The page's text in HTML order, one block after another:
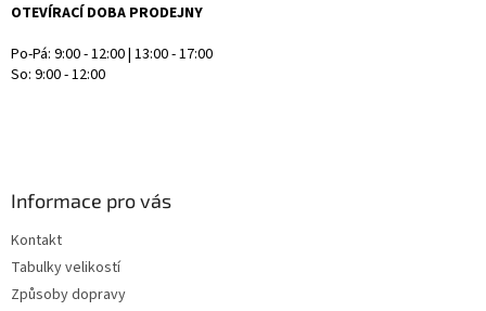
OTEVÍRACÍ DOBA PRODEJNY
Po-Pá: 9:00 - 12:00 | 13:00 - 17:00
So: 9:00 - 12:00
Informace pro vás
Kontakt
Tabulky velikostí
Způsoby dopravy